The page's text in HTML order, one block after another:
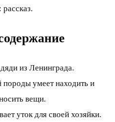
из Ленинграда.
породы умеет находить и
вещи.
уток для своей хозяйки.